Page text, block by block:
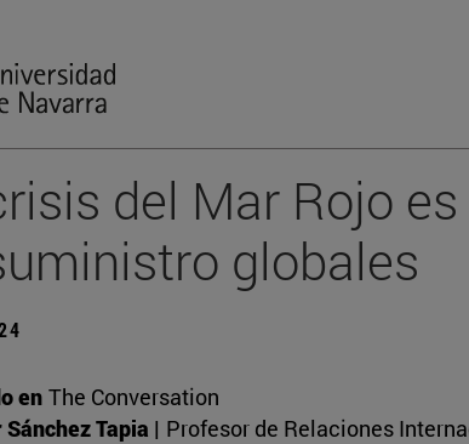
del Mar Rojo
globales
en The Conversation
Tapia | Profesor de Relaciones